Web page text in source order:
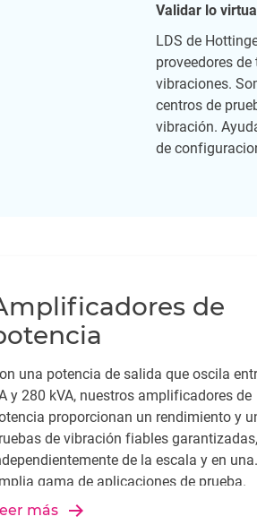
Validar lo
LDS de
proveedores
vibraciones.
centros de
vibración.
de
de
una potencia de salida que oscila
y 280 kVA, nuestros amplificadores de
proporcionan un rendimiento y
de vibración fiables garantizadas,
de la escala y en una
gama de aplicaciones de prueba.
nuestros amplificadores de
más